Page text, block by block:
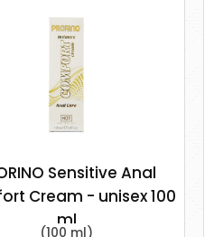
Sensitive Anal
Cream - unisex 100
ml
(100 ml)